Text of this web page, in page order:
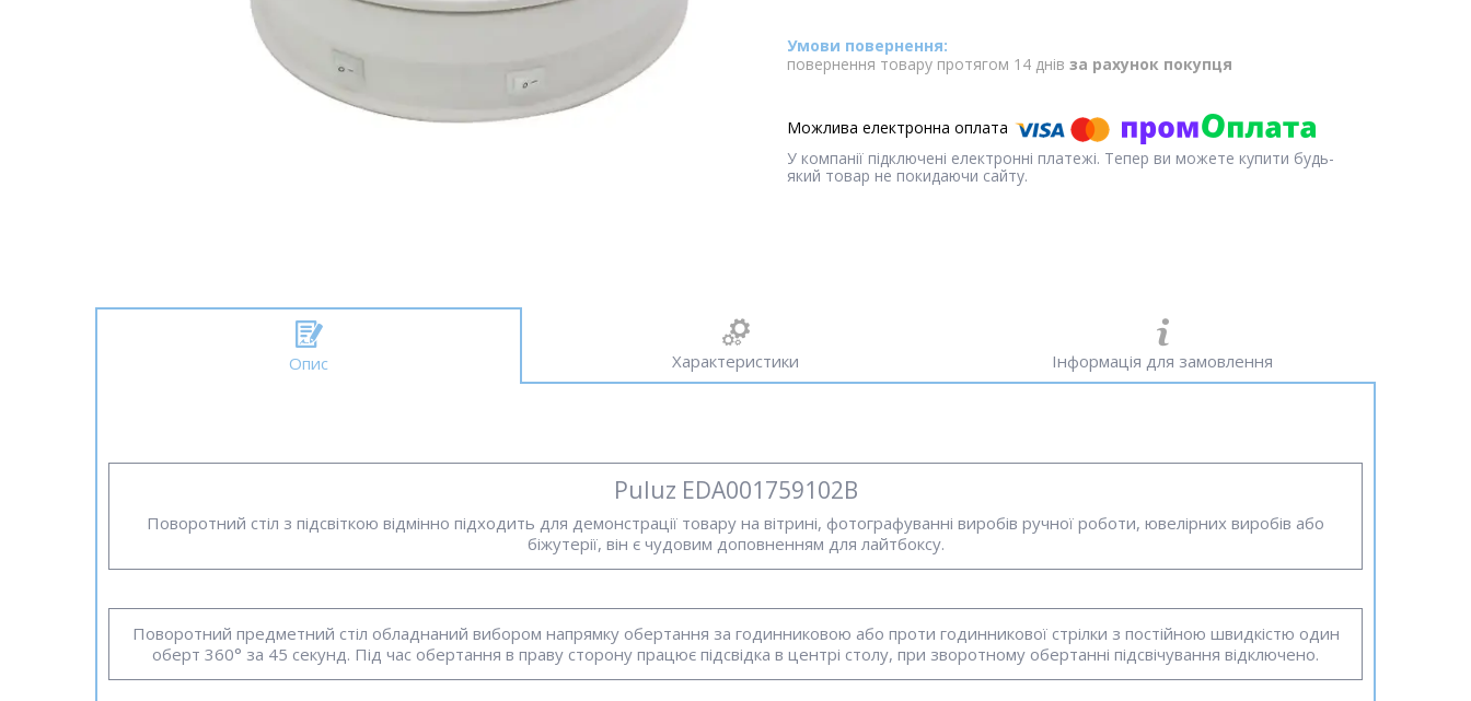
повернення товару протягом 14 днів за рахунок покупця
У компанії підключені електронні платежі. Тепер ви можете купити будь-
який товар не покидаючи сайту.
Опис Характеристики Інформація для замовлення
Puluz EDA001759102B
Поворотний стіл з підсвіткою відмінно підходить для демонстрації товару на вітрині, фотографуванні виробів ручної роботи, ювелірних виробів або
біжутерії, він є чудовим доповненням для лайтбоксу.
Поворотний предметний стіл обладнаний вибором напрямку обертання за годинниковою або проти годинникової стрілки з постійною швидкістю один
оберт 360° за 45 секунд. Під час обертання в праву сторону працює підсвідка в центрі столу, при зворотному обертанні підсвічування відключено.